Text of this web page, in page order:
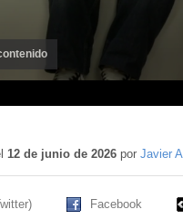
(ventana
12 de junio de 2026por Javier A.
Facebook